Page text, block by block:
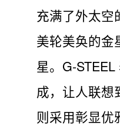
充满了外太空
美轮美奂的金
星。G-
成，让人联想
则采用彰显优